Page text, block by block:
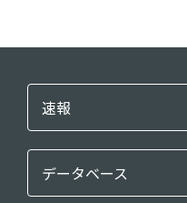
速報
データベース